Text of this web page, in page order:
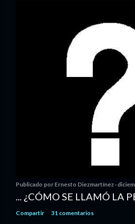
Publicado por Ernesto Diezmartínez
... ¿CÓMO SE LLAMÓ LA
Compartir 31 comentarios